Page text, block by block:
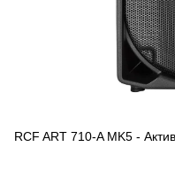
RCF ART 710-A MK5 -